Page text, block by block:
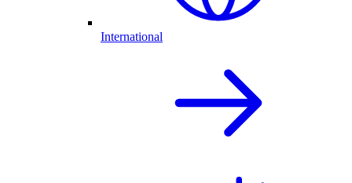
International